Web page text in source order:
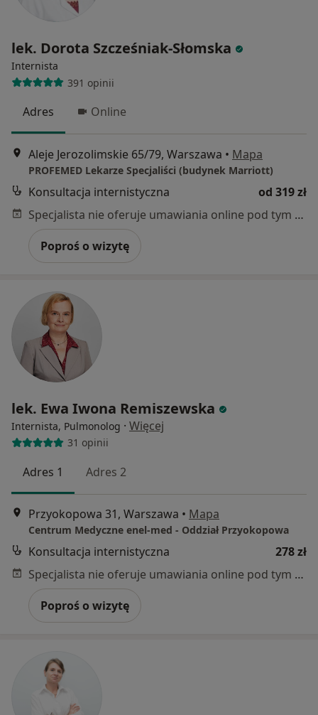
lek. Dorota Szcześniak-Słomska
Internista
391 opinii
Adres Online
Aleje Jerozolimskie 65/79, Warszawa • Mapa
PROFEMED Lekarze Specjaliści (budynek Marriott)
Konsultacja internistyczna
od 319 zł
Specjalista nie oferuje umawiania online pod tym adresem.
Poproś o wizytę
lek. Ewa Iwona Remiszewska
Internista, Pulmonolog · Więcej
31 opinii
Adres 1 Adres 2
Przyokopowa 31, Warszawa • Mapa
Centrum Medyczne enel-med - Oddział Przyokopowa
Konsultacja internistyczna
278 zł
Specjalista nie oferuje umawiania online pod tym adresem.
Poproś o wizytę